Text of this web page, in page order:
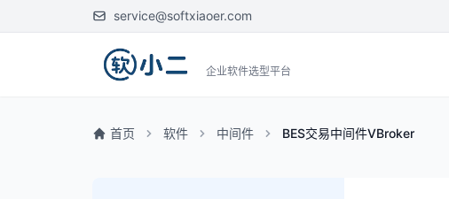
service@softxiaoer.com
企业软件选型平台
首页 软件 中间件 BES交易中间件VBroker